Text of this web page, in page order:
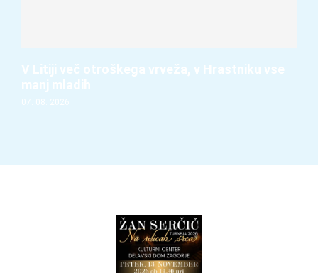
V Litiji več otroškega vrveža, v Hrastniku vse
manj mladih
07. 08. 2026